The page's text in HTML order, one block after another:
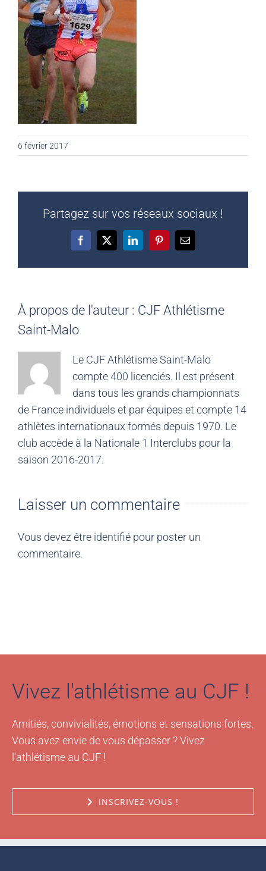
6 février 2017
Partagez sur vos réseaux sociaux !
Facebook
X LinkedInPinterestEmail
À propos de l'auteur : CJF Athlétisme
Saint-Malo
Le CJF Athlétisme Saint-Malo
compte 400 licenciés. Il est présent
dans tous les grands championnats
de France individuels et par équipes et compte 14
athlètes internationaux formés depuis 1970. Le
club accède à la Nationale 1 Interclubs pour la
saison 2016-2017.
Laisser un commentaire
Vous devez être identifié pour poster un
commentaire.
Vivez l'athlétisme au CJF !
Amitiés, convivialités, émotions et sensations fortes.
Vous avez envie de vous dépasser ? Vivez
l'athlétisme au CJF !
INSCRIVEZ-VOUS !